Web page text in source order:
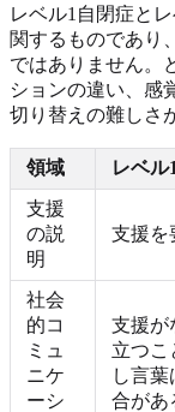
レベル1自閉症と
関するものであり
ではありません。
ションの違い、感
切り替えの難しさ
領域 レベル
支援
の説
明
支援を
社会
的コ
ミュ
ニケ
ーシ
支援が
立つこ
し言
合があ